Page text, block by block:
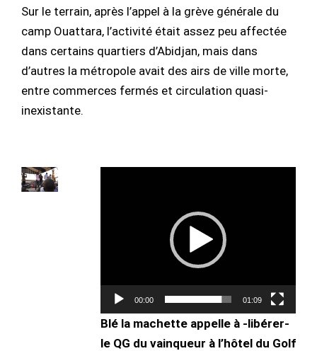
Sur le terrain, après l’appel à la grève générale du
camp Ouattara, l’activité était assez peu affectée
dans certains quartiers d’Abidjan, mais dans
d’autres la métropole avait des airs de ville morte,
entre commerces fermés et circulation quasi-
inexistante.
00:00 01:09
Blé la machette appelle à -libérer-
le QG du vainqueur à l’hôtel du Golf